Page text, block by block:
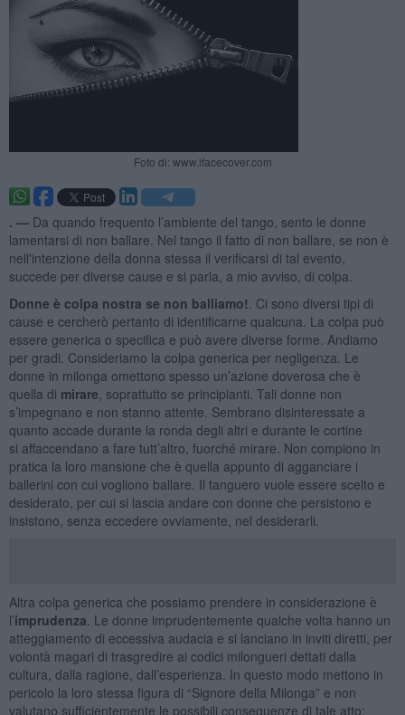
Foto di: www.ifacecover.com
. — Da quando frequento l’ambiente del tango, sento le donne
lamentarsi di non ballare. Nel tango il fatto di non ballare, se non è
nell'intenzione della donna stessa il verificarsi di tal evento,
succede per diverse cause e si parla, a mio avviso, di colpa.
Donne è colpa nostra se non balliamo! . Ci sono diversi tipi di
cause e cercherò pertanto di identificarne qualcuna. La colpa può
essere generica o specifica e può avere diverse forme. Andiamo
per gradi. Consideriamo la colpa generica per negligenza. Le
donne in milonga omettono spesso un’azione doverosa che è
quella di mirare , soprattutto se principianti. Tali donne non
s’impegnano e non stanno attente. Sembrano disinteressate a
quanto accade durante la ronda degli altri e durante le cortine
si affaccendano a fare tutt’altro, fuorché mirare. Non compiono in
pratica la loro mansione che è quella appunto di agganciare i
ballerini con cui vogliono ballare. Il tanguero vuole essere scelto e
desiderato, per cui si lascia andare con donne che persistono e
insistono, senza eccedere ovviamente, nel desiderarli.
Altra colpa generica che possiamo prendere in considerazione è
l’imprudenza . Le donne imprudentemente qualche volta hanno un
atteggiamento di eccessiva audacia e si lanciano in inviti diretti, per
volontà magari di trasgredire ai codici milongueri dettati dalla
cultura, dalla ragione, dall’esperienza. In questo modo mettono in
pericolo la loro stessa figura di “Signore della Milonga” e non
valutano sufficientemente le possibili conseguenze di tale atto: